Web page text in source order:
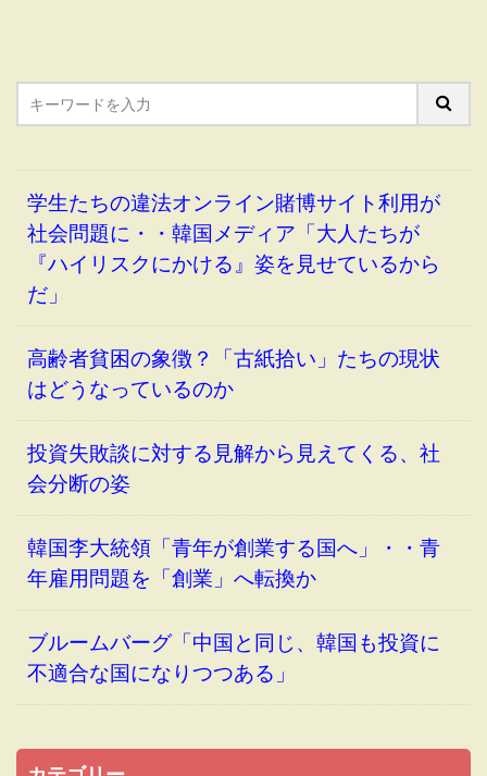
学生たちの違法オンライン賭博サイト利用が
社会問題に・・韓国メディア「大人たちが
『ハイリスクにかける』姿を見せているから
だ」
高齢者貧困の象徴？「古紙拾い」たちの現状
はどうなっているのか
投資失敗談に対する見解から見えてくる、社
会分断の姿
韓国李大統領「青年が創業する国へ」・・青
年雇用問題を「創業」へ転換か
ブルームバーグ「中国と同じ、韓国も投資に
不適合な国になりつつある」